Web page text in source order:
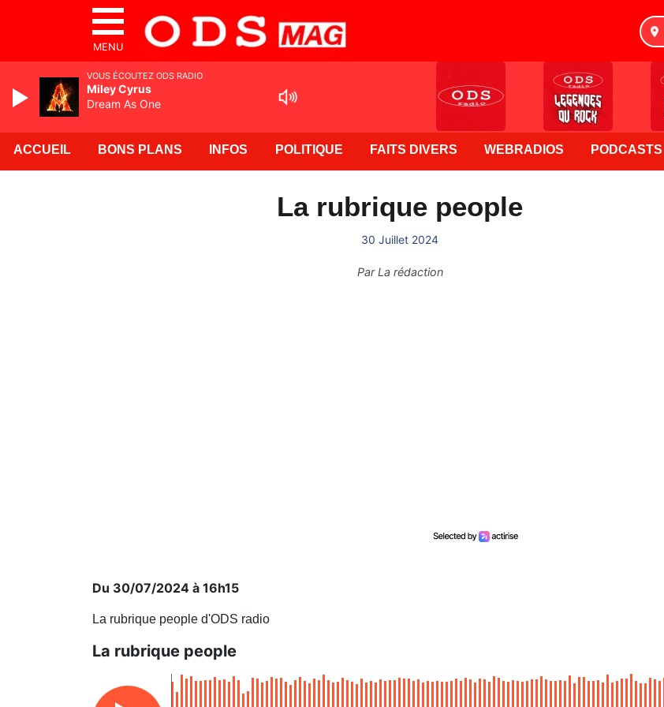
MENU
ACCUEIL BONS PLANS INFOS POLITIQUE FAITS DIVERS WEBRADIOS PODCASTS
La rubrique people
30 Juillet 2024
ParLa rédaction
Du 30/07/2024 à 16h15
La rubrique people d'ODS radio
La rubrique people
VOUS ÉCOUTEZ ODS RADIO
Miley Cyrus
Dream As One